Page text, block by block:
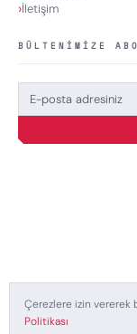
İletişim
BÜLTENIMIZE
© 2008–2026
Çerezlere izin
Politikası